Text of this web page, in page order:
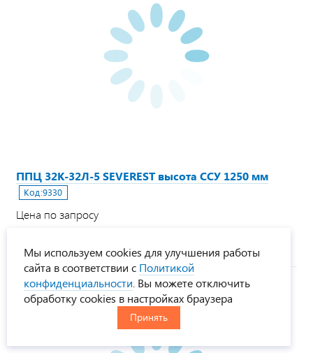
ППЦ 32К-32Л-5 SEVEREST высота ССУ 1250 мм
Код:9330
Цена по запросу
СУБСИДИЯ НОВИНКА
Мы используем cookies для улучшения работы
сайта в соответствии с Политикой
конфиденциальности . Вы можете отключить
обработку cookies в настройках браузера
Принять